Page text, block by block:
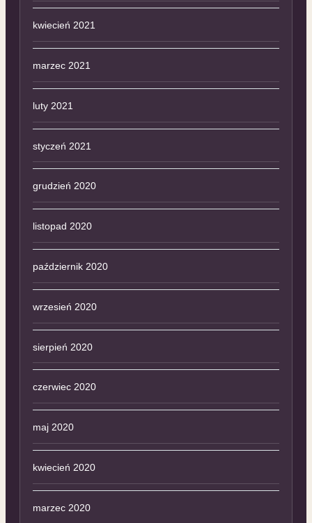
kwiecień 2021
marzec 2021
luty 2021
styczeń 2021
grudzień 2020
listopad 2020
październik 2020
wrzesień 2020
sierpień 2020
czerwiec 2020
maj 2020
kwiecień 2020
marzec 2020